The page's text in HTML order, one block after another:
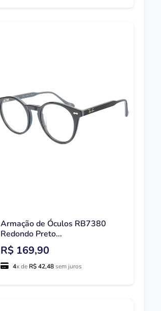
Armação de Óculos RB7380
Redondo Preto...
R$ 169,90
4x de R$ 42,48 sem juros